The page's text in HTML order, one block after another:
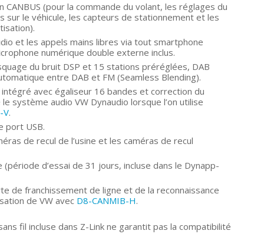
(pour la commande du volant, les réglages du
sur le véhicule, les capteurs de stationnement et les
et les appels mains libres via tout smartphone
numérique double externe inclus.
du bruit DSP et 15 stations préréglées, DAB
entre DAB et FM (Seamless Blending).
avec égaliseur 16 bandes et correction du
système audio VW Dynaudio lorsque l’on utilise
V.
port USB.
de recul de l’usine et les caméras de recul
(période d’essai de 31 jours, incluse dans le Dynapp-
de franchissement de ligne et de la reconnaissance
de VW avec D8-CANMIB-H.
fil incluse dans Z-Link ne garantit pas la compatibilité